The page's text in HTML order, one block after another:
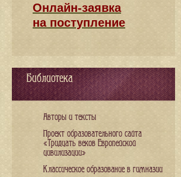
Онлайн-заявка
на поступление
Библиотека
Авторы и тексты
Проект образовательного сайта
«Тридцать веков Европейской
цивилизации»
Классическое образование в гимназии